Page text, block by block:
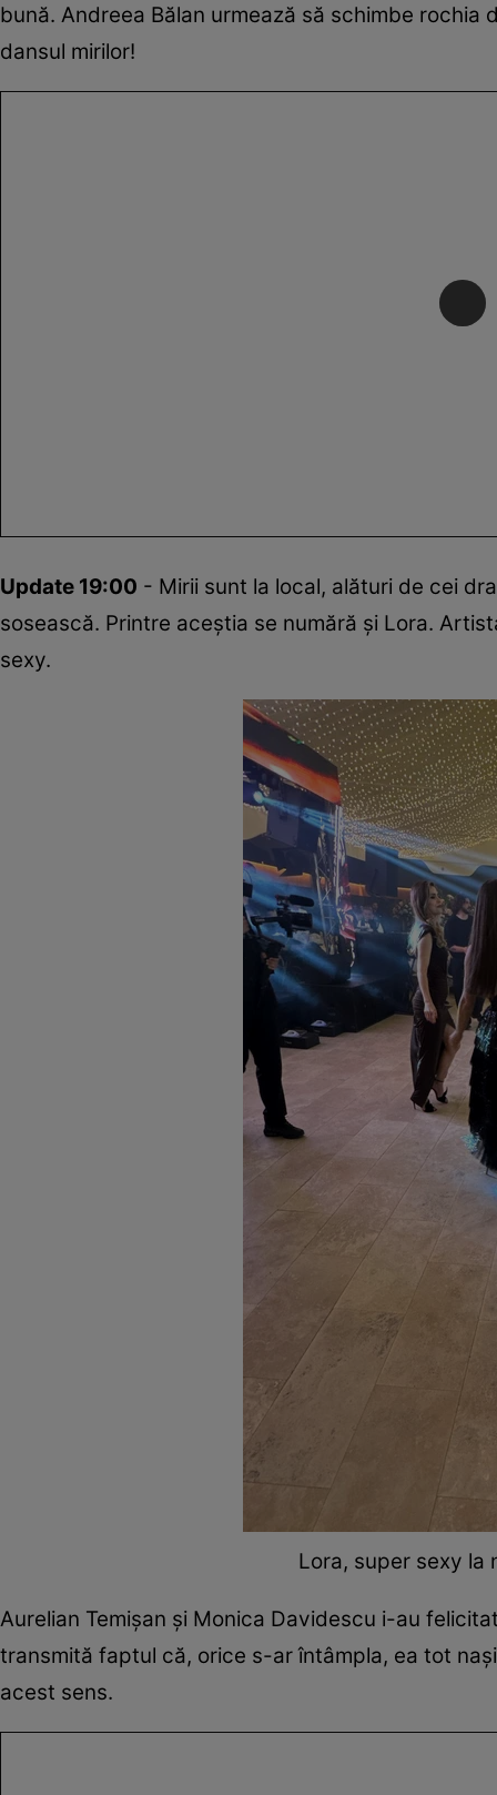
bună. Andreea Bălan urmează să schimbe
dansul mirilor!
Update 19:00 - Mirii sunt la local, alături de cei
sosească. Printre aceștia se numără și Lora.
sexy.
Lora, super sexy la
Aurelian Temișan și Monica Davidescu i-au
transmită faptul că, orice s-ar întâmpla, ea tot
acest sens.